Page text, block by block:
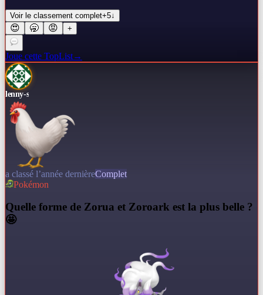
Voir le classement complet+5↓
😍 🥱 😡 +
Joue cette TopList→
lenny-s
a classé l’année dernièreComplet
Pokémon
Quelle forme de Zorua et Zoroark est la plus belle ?
🤩